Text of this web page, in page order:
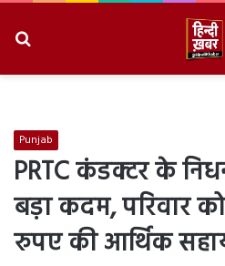
Punjab
PRTC कंडक्टर के
बड़ा कदम, परिवार
रुपए की आर्थिक